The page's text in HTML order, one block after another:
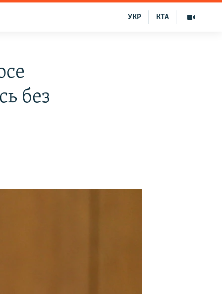
КТА
УКР
без